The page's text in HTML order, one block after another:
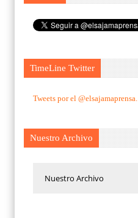
TimeLine Twitter
Tweets por el @elsajamaprensa.
Nuestro Archivo